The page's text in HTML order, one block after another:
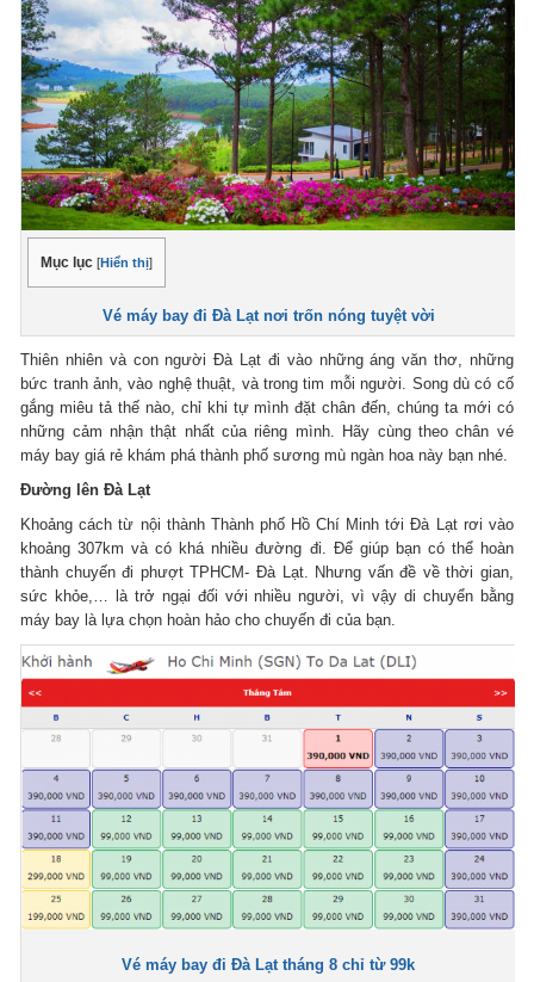
Mục lục [Hiển thị]
Vé máy bay đi Đà Lạt nơi trốn nóng tuyệt vời
Thiên nhiên và con người Đà Lạt đi vào những áng văn thơ, những
bức tranh ảnh, vào nghệ thuật, và trong tim mỗi người. Song dù có cố
gắng miêu tả thế nào, chỉ khi tự mình đặt chân đến, chúng ta mới có
những cảm nhận thật nhất của riêng mình. Hãy cùng theo chân vé
máy bay giá rẻ khám phá thành phố sương mù ngàn hoa này bạn nhé.
Đường lên Đà Lạt
Khoảng cách từ nội thành Thành phố Hồ Chí Minh tới Đà Lạt rơi vào
khoảng 307km và có khá nhiều đường đi. Để giúp bạn có thể hoàn
thành chuyến đi phượt TPHCM- Đà Lạt. Nhưng vấn đề về thời gian,
sức khỏe,… là trở ngại đối với nhiều người, vì vậy di chuyển bằng
máy bay là lựa chọn hoàn hảo cho chuyến đi của bạn.
Vé máy bay đi Đà Lạt tháng 8 chỉ từ 99k